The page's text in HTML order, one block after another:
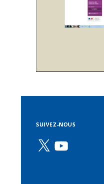
SUIVEZ-NOUS
X YouTube